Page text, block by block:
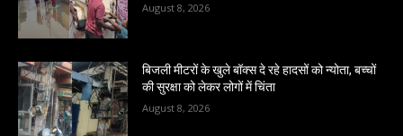
August 8, 2026
बिजली मीटरों के खुले बॉक्स दे रहे हादसों को न्योता, बच्चों
की सुरक्षा को लेकर लोगों में चिंता
August 8, 2026